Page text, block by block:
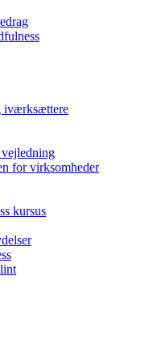
iværksættere
for virksomheder
kursus